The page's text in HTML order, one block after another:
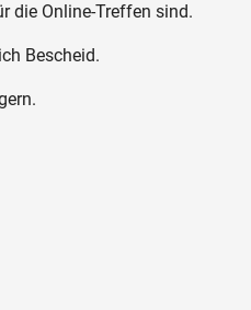
die Online-Treffen sind.
Bescheid.